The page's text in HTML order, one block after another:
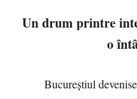
Un drum printre
o
Bucureștiul devenise,